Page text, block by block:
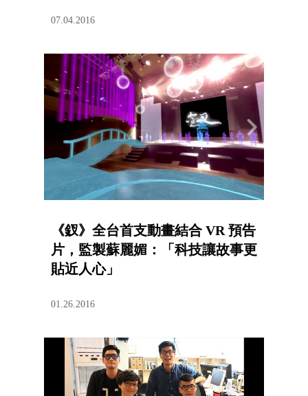
07.04.2016
《釵》全台首支動畫結合 VR 預告
片，監製蘇麗媚：「科技讓故事更
貼近人心」
01.26.2016